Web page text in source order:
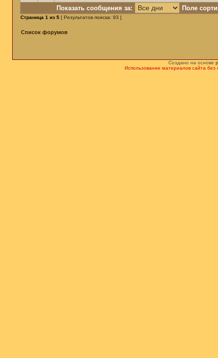
Показать сообщения за: Поле
Страница 1 из 5 [ Результатов поиска: 93 ]
Список форумов
Создано на основе
Использование материалов сайта